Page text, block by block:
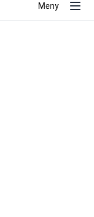
Meny